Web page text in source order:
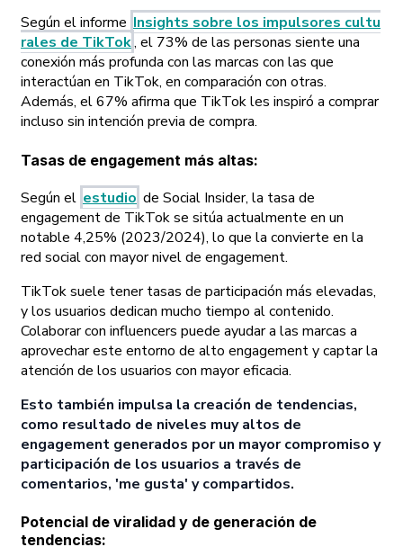
Según el informe Insights sobre los impulsores cultu
rales de TikTok, el 73% de las personas siente una
conexión más profunda con las marcas con las que
interactúan en TikTok, en comparación con otras.
Además, el 67% afirma que TikTok les inspiró a comprar
incluso sin intención previa de compra.
Tasas de engagement más altas:
Según el estudio de Social Insider, la tasa de
engagement de TikTok se sitúa actualmente en un
notable 4,25% (2023/2024), lo que la convierte en la
red social con mayor nivel de engagement.
TikTok suele tener tasas de participación más elevadas,
y los usuarios dedican mucho tiempo al contenido.
Colaborar con influencers puede ayudar a las marcas a
aprovechar este entorno de alto engagement y captar la
atención de los usuarios con mayor eficacia.
Esto también impulsa la creación de tendencias,
como resultado de niveles muy altos de
engagement generados por un mayor compromiso y
participación de los usuarios a través de
comentarios, 'me gusta' y compartidos.
Potencial de viralidad y de generación de
tendencias: